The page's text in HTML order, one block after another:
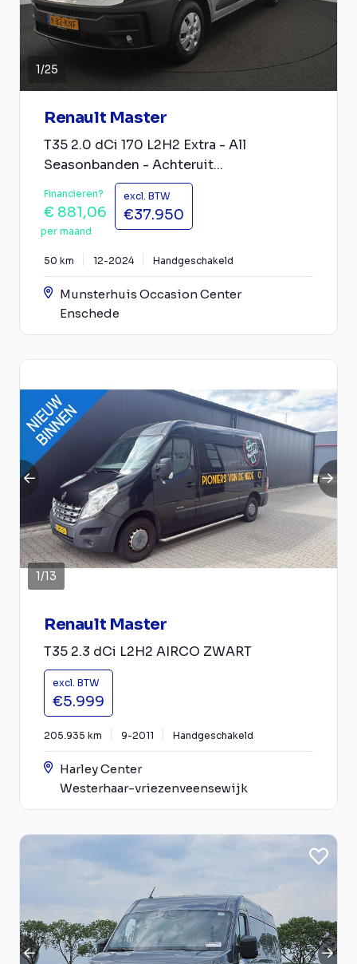
1/25
Renault Master
T35 2.0 dCi 170 L2H2 Extra - All
Seasonbanden - Achteruit...
Financieren?
€ 881,06
per maand
excl. BTW
€37.950
50 km 12-2024 Handgeschakeld
Munsterhuis Occasion Center
Enschede
1/13
Renault Master
T35 2.3 dCi L2H2 AIRCO ZWART
excl. BTW
€5.999
205.935 km 9-2011 Handgeschakeld
Harley Center
Westerhaar-vriezenveensewijk